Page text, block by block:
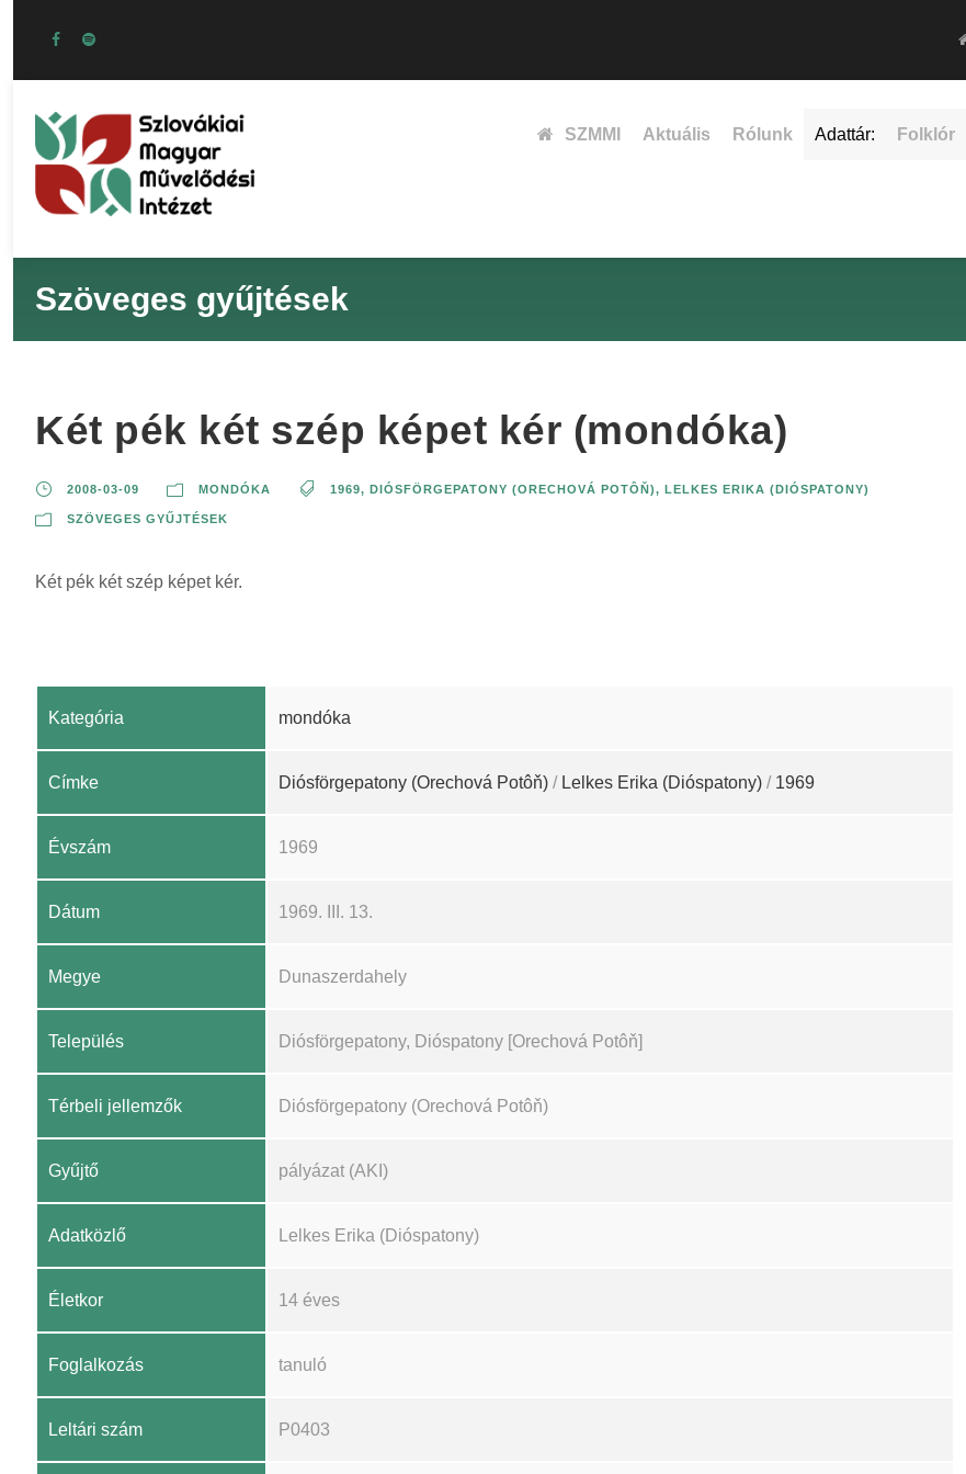
SZMMI Aktuális Rólunk Adattár: Folklór
Szöveges gyűjtések
Két pék két szép képet kér (mondóka)
2008-03-09 MONDÓKA 1969, DIÓSFÖRGEPATONY (ORECHOVÁ POTÔŇ), LELKES ERIKA (DIÓSPATONY)
SZÖVEGES GYŰJTÉSEK
Két pék két szép képet kér.
Kategória mondóka
Címke Diósförgepatony (Orechová Potôň) / Lelkes Erika (Dióspatony) / 1969
Évszám 1969
Dátum 1969. III. 13.
Megye Dunaszerdahely
Település Diósförgepatony, Dióspatony [Orechová Potôň]
Térbeli jellemzők Diósförgepatony (Orechová Potôň)
Gyűjtő pályázat (AKI)
Adatközlő Lelkes Erika (Dióspatony)
Életkor 14 éves
Foglalkozás tanuló
Leltári szám P0403